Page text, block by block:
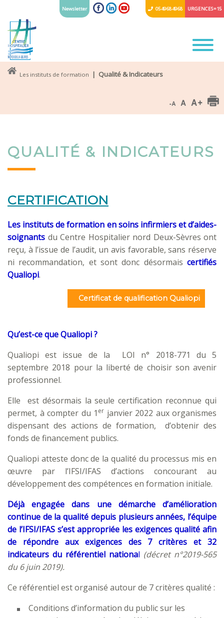
URGENCES = 15
05 49 68 49 68
Newsletter
Les instituts de formation | Qualité & Indicateurs
QUALITÉ & INDICATEURS
CERTIFICATION
Les instituts de formation en soins infirmiers et d’aides-
soignants du Centre Hospitalier nord Deux-Sèvres ont
reçu, à l’issue de l’audit, un avis favorable, sans réserve
ni recommandation, et sont donc désormais certifiés
Qualiopi.
Certificat de qualification Qualiopi
Qu’est-ce que Qualiopi ?
Qualiopi est issue de la LOI n° 2018-771 du 5
septembre 2018 pour la liberté de choisir son avenir
professionnel.
Elle est désormais la seule certification reconnue qui
permet, à compter du 1 er janvier 2022 aux organismes
dispensant des actions de formation, d’obtenir des
fonds de financement publics.
Qualiopi atteste donc de la qualité du processus mis en
œuvre par l’IFSI/IFAS d’actions concourant au
développement des compétences en formation initiale.
Déjà engagée dans une démarche d’amélioration
continue de la qualité depuis plusieurs années, l’équipe
de l’IFSI/IFAS s’est appropriée les exigences qualité afin
de répondre aux exigences des 7 critères et 32
indicateurs du référentiel national (décret n°2019-565
du 6 juin 2019).
Ce référentiel est organisé autour de 7 critères qualité :
Conditions d’information du public sur les